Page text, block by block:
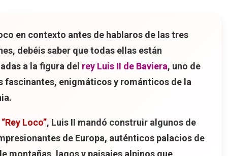
y el Carillón
Hermosa
del Verdugo
de los Juicios de Núremberg
Alberto Durero
Zeppelin
en contexto antes de hablaros de las tres
debéis saber que todas ellas están
a la figura del rey Luis II de Baviera, uno de
fascinantes, enigmáticos y románticos de la
“Rey Loco”, Luis II mandó construir algunos de
de Europa, auténticos palacios de
montañas, lagos y paisajes alpinos que